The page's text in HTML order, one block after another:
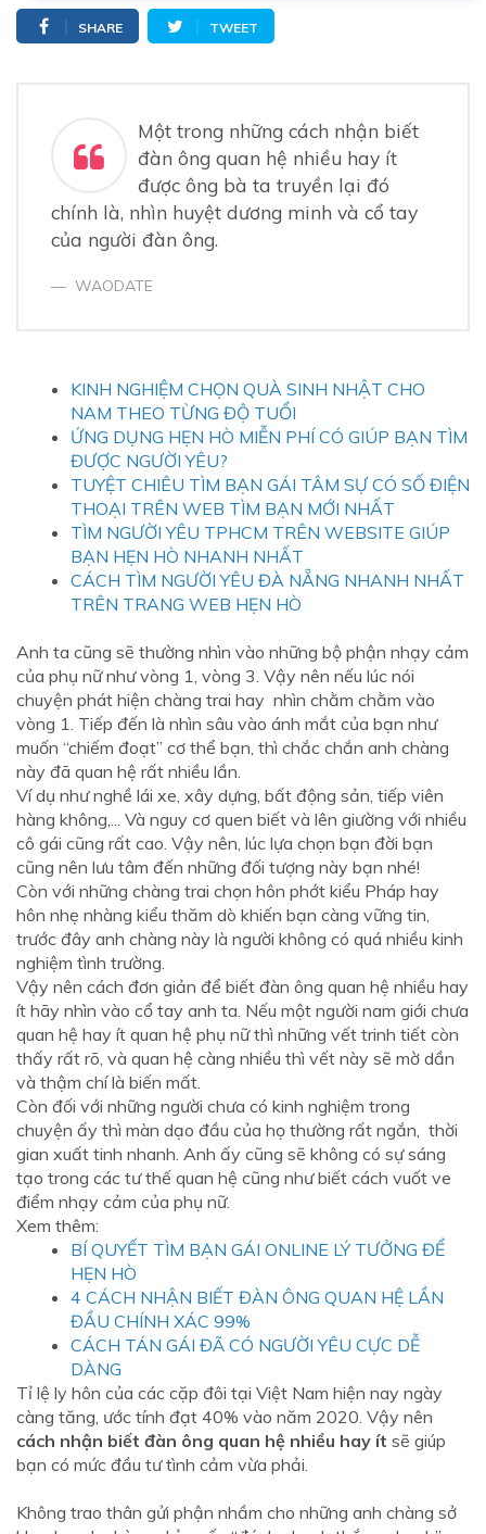
SHARE TWEET
Một trong những cách nhận biết
đàn ông quan hệ nhiều hay ít
được ông bà ta truyền lại đó
chính là, nhìn huyệt dương minh và cổ tay
của người đàn ông.
WAODATE
KINH NGHIỆM CHỌN QUÀ SINH NHẬT CHO
NAM THEO TỪNG ĐỘ TUỔI
ỨNG DỤNG HẸN HÒ MIỄN PHÍ CÓ GIÚP BẠN TÌM
ĐƯỢC NGƯỜI YÊU?
TUYỆT CHIÊU TÌM BẠN GÁI TÂM SỰ CÓ SỐ ĐIỆN
THOẠI TRÊN WEB TÌM BẠN MỚI NHẤT
TÌM NGƯỜI YÊU TPHCM TRÊN WEBSITE GIÚP
BẠN HẸN HÒ NHANH NHẤT
CÁCH TÌM NGƯỜI YÊU ĐÀ NẴNG NHANH NHẤT
TRÊN TRANG WEB HẸN HÒ
Anh ta cũng sẽ thường nhìn vào những bộ phận nhạy cảm
của phụ nữ như vòng 1, vòng 3. Vậy nên nếu lúc nói
chuyện phát hiện chàng trai hay nhìn chằm chằm vào
vòng 1. Tiếp đến là nhìn sâu vào ánh mắt của bạn như
muốn “chiếm đoạt” cơ thể bạn, thì chắc chắn anh chàng
này đã quan hệ rất nhiều lần.
Ví dụ như nghề lái xe, xây dựng, bất động sản, tiếp viên
hàng không,... Và nguy cơ quen biết và lên giường với nhiều
cô gái cũng rất cao. Vậy nên, lúc lựa chọn bạn đời bạn
cũng nên lưu tâm đến những đối tượng này bạn nhé!
Còn với những chàng trai chọn hôn phớt kiểu Pháp hay
hôn nhẹ nhàng kiểu thăm dò khiến bạn càng vững tin,
trước đây anh chàng này là người không có quá nhiều kinh
nghiệm tình trường.
Vậy nên cách đơn giản để biết đàn ông quan hệ nhiều hay
ít hãy nhìn vào cổ tay anh ta. Nếu một người nam giới chưa
quan hệ hay ít quan hệ phụ nữ thì những vết trinh tiết còn
thấy rất rõ, và quan hệ càng nhiều thì vết này sẽ mờ dần
và thậm chí là biến mất.
Còn đối với những người chưa có kinh nghiệm trong
chuyện ấy thì màn dạo đầu của họ thường rất ngắn, thời
gian xuất tinh nhanh. Anh ấy cũng sẽ không có sự sáng
tạo trong các tư thế quan hệ cũng như biết cách vuốt ve
điểm nhạy cảm của phụ nữ.
Xem thêm:
BÍ QUYẾT TÌM BẠN GÁI ONLINE LÝ TƯỞNG ĐỂ
HẸN HÒ
4 CÁCH NHẬN BIẾT ĐÀN ÔNG QUAN HỆ LẦN
ĐẦU CHÍNH XÁC 99%
CÁCH TÁN GÁI ĐÃ CÓ NGƯỜI YÊU CỰC DỄ
DÀNG
Tỉ lệ ly hôn của các cặp đôi tại Việt Nam hiện nay ngày
càng tăng, ước tính đạt 40% vào năm 2020. Vậy nên
cách nhận biết đàn ông quan hệ nhiều hay ít sẽ giúp
bạn có mức đầu tư tình cảm vừa phải.
Không trao thân gửi phận nhầm cho những anh chàng sở